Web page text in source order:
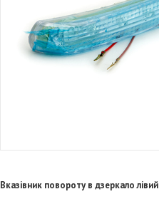
Вказівник повороту в дзеркало лівий